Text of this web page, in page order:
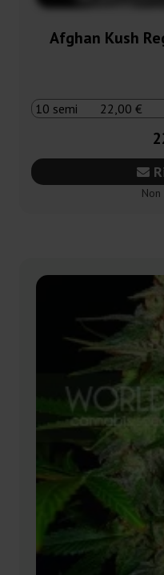
Afghan Kush